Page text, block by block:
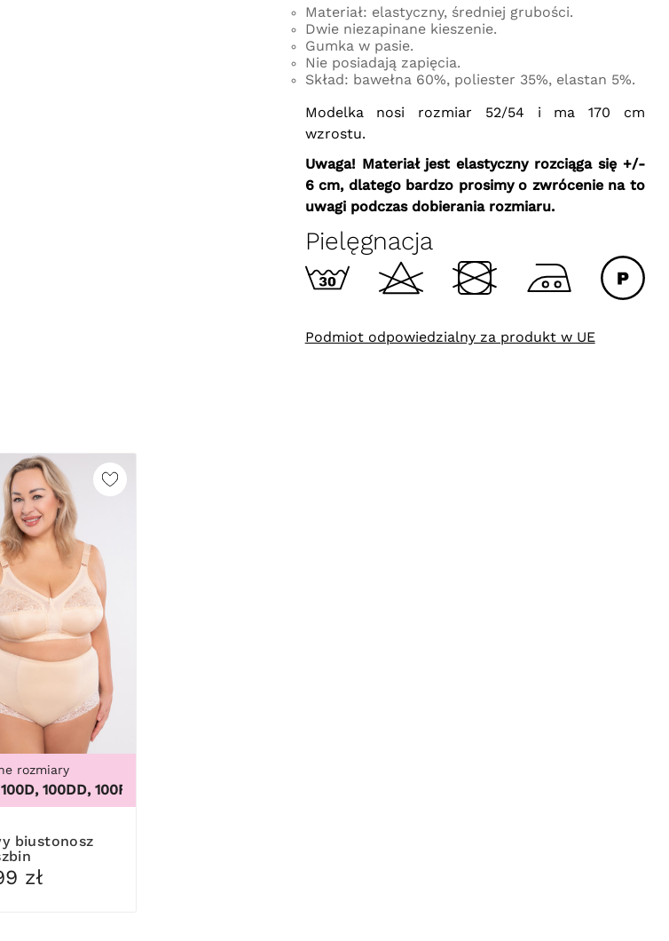
Materiał: elastyczny, średniej grubości.
Dwie niezapinane kieszenie.
Gumka w pasie.
Nie posiadają zapięcia.
Skład: bawełna 60%, poliester 35%, elastan 5%.
Modelka nosi rozmiar 52/54 i ma 170 cm
wzrostu.
Uwaga! Materiał jest elastyczny rozciąga się +/-
6 cm, dlatego bardzo prosimy o zwrócenie na to
uwagi podczas dobierania rozmiaru.
Pielęgnacja
Podmiot odpowiedzialny za produkt w UE
56, 58, 60, 62
rozmiary
100DD, 100F, 100G, 100H, 100I, 100J, 100K, 105B, 105C, 105D, 105DD, 105F, 105G, 105H, 105I,
zł